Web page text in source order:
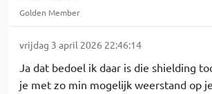
Golden Member
vrijdag 3 april 2026 22:46:14
Ja dat bedoel ik daar is die shielding
je met zo min mogelijk weerstand op